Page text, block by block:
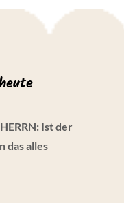
Ist der
das alles